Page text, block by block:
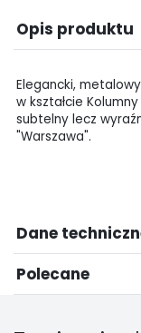
Opis produktu
Elegancki,
w kształcie
subtelny lecz
"Warszawa".
Dane
Polecane